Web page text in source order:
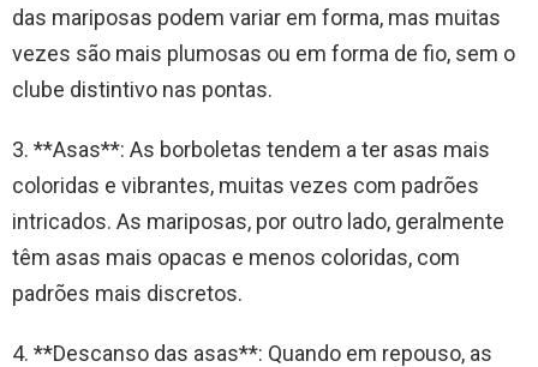
das mariposas podem variar em forma, mas muitas
vezes são mais plumosas ou em forma de fio, sem o
clube distintivo nas pontas.
3. **Asas**: As borboletas tendem a ter asas mais
coloridas e vibrantes, muitas vezes com padrões
intricados. As mariposas, por outro lado, geralmente
têm asas mais opacas e menos coloridas, com
padrões mais discretos.
4. **Descanso das asas**: Quando em repouso, as